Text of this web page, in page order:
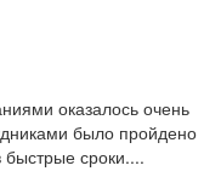
оказалось очень
было пройдено
сроки....